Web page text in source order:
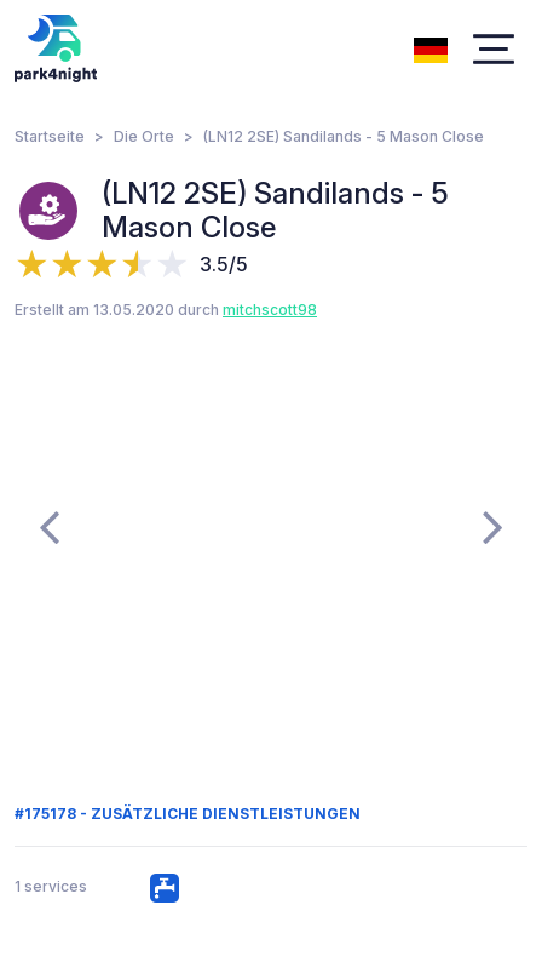
Startseite Die Orte (LN12 2SE) Sandilands - 5 Mason Close
(LN12 2SE) Sandilands - 5
Mason Close
3.5/5
Erstellt am 13.05.2020 durch mitchscott98
#175178 - ZUSÄTZLICHE DIENSTLEISTUNGEN
1 services